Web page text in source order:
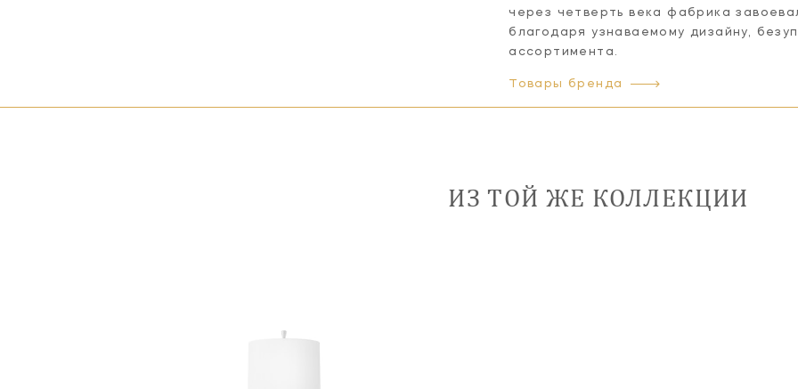
через четверть века фабрика
благодаря узнаваемому дизайну,
ассортимента.
Товары бренда
ИЗ ТОЙ ЖЕ КОЛЛЕКЦИИ